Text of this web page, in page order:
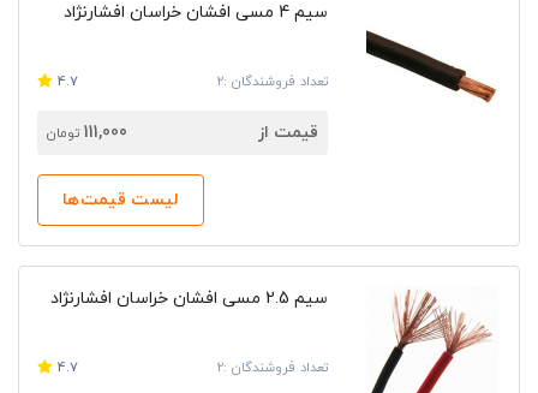
سیم 4 مسی افشان خراسان افشارنژاد
تعداد فروشندگان :2 4.7
قیمت از 111,000 تومان
لیست قیمت‌ها
سیم 2.5 مسی افشان خراسان افشارنژاد
تعداد فروشندگان :2 4.7